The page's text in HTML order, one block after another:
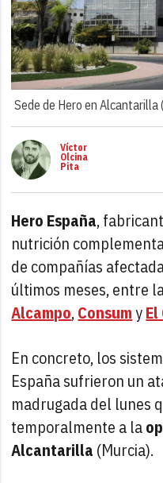
Sede de Hero en Alcantarilla
Víctor
Olcina
Pita
Hero España,
nutrición
de compañías
últimos meses, entre
Alcampo,Consumy
En concreto, los
España sufrieron un
madrugada del lunes
temporalmente a la
Alcantarilla (Murcia).